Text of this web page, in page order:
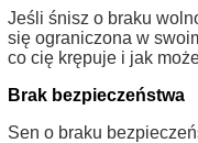
Jeśli śnisz o braku
się ograniczona w
co cię krępuje i jak
Brak bezpieczeństwa
Sen o braku